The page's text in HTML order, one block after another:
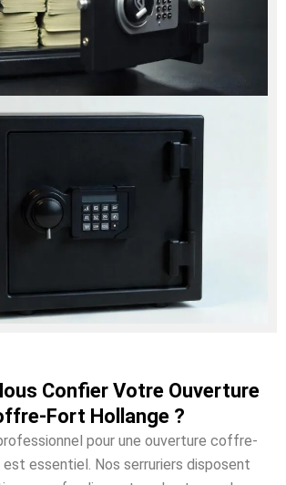
Confier Votre Ouverture
Fort Hollange ?
pour une ouverture coffre-
essentiel. Nos serruriers disposent